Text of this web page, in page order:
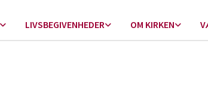
LIVSBEGIVENHEDER OM KIRKEN